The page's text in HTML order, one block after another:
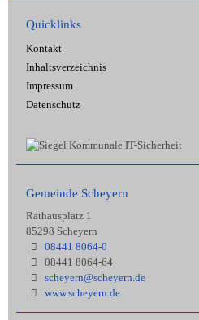
Quicklinks
Kontakt
Inhaltsverzeichnis
Impressum
Datenschutz
Gemeinde Scheyern
Rathausplatz 1
85298 Scheyern
08441 8064-0
08441 8064-64
scheyern@scheyern.de
www.scheyern.de